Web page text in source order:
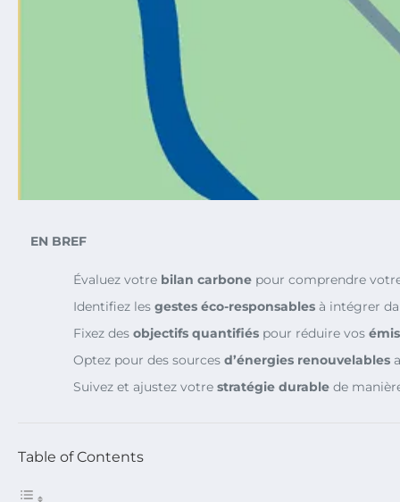
EN BREF
Évaluez votre bilan carbone pour comprendre
Identifiez les gestes éco-responsables à intégrer
Fixez des objectifs quantifiés pour réduire vos
Optez pour des sources d’énergies renouvelables
Suivez et ajustez votre stratégie durable de
Table of Contents